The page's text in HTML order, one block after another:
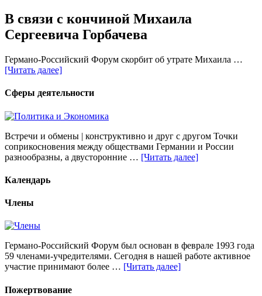
В связи с кончиной Михаила
Сергеевича Горбачева
Германо-Российский Форум скорбит об утрате Михаила …
[Читать далее]
Сферы деятельности
Встречи и обмены | конструктивно и друг с другом Точки
соприкосновения между обществами Германии и России
разнообразны, а двусторонние … [Читать далее]
Календарь
Члены
Германо-Российский Форум был основан в феврале 1993 года
59 членами-учредителями. Сегодня в нашей работе активное
участие принимают более … [Читать далее]
Пожертвование